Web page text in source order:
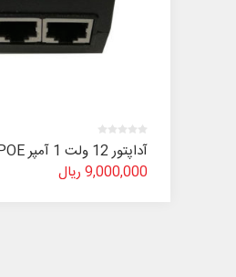
آداپتور 12 ولت 1 آمپر POE
9,000,000 ریال